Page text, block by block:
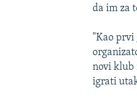
da im za
"Kao prvi
novi klub
igrati